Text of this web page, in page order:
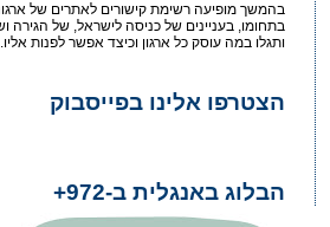
בהמשך מופיעה רשימת קישורים לאתרים של
בתחומו, בעניינים של כניסה לישראל, של הגירה
ותגלו במה עוסק כל ארגון וכיצד אפשר לפנות אליו.
הצטרפו אלינו בפייסבוק
הבלוג באנגלית ב-972+